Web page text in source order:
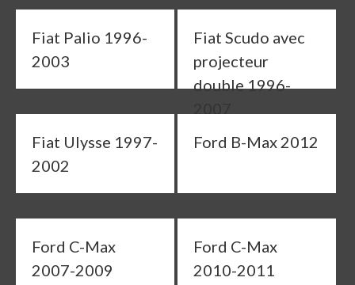
Fiat Palio 1996-
2003
Fiat Scudo avec
projecteur
double 1996-
Fiat Ulysse 1997-
2002
Ford B-Max 2012
Ford C-Max
2007-2009
Ford C-Max
2010-2011